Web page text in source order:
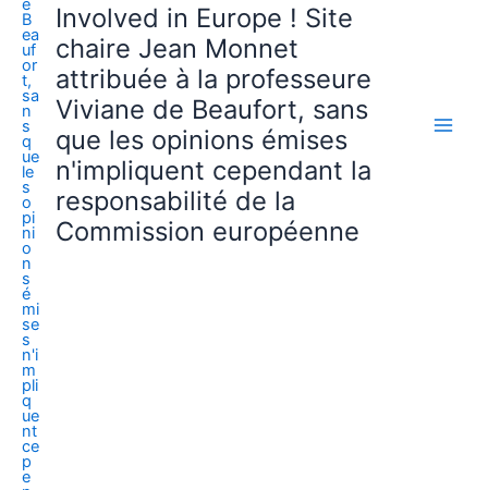
Involved in Europe ! Site
chaire Jean Monnet
attribuée à la professeure
Viviane de Beaufort, sans
que les opinions émises
n'impliquent cependant la
responsabilité de la
Commission européenne